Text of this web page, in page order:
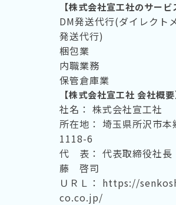
【株式会社宣工社のサービ
DM発送代行(ダイレクト
発送代行)
梱包業
内職業務
保管倉庫業
【株式会社宣工社 会社概要
社名： 株式会社宣工社
所在地： 埼玉県所沢市本
1118-6
代 表： 代表取締役社
藤 啓司
ＵＲＬ： https://
co.co.jp/